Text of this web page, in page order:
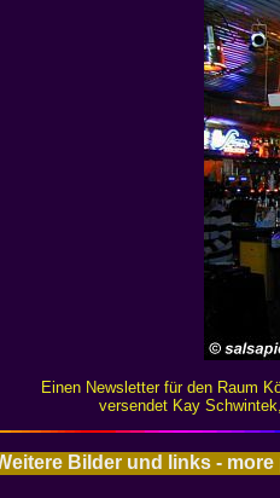
Einen Newsletter für den Raum
versendet Kay
Bilder und links -